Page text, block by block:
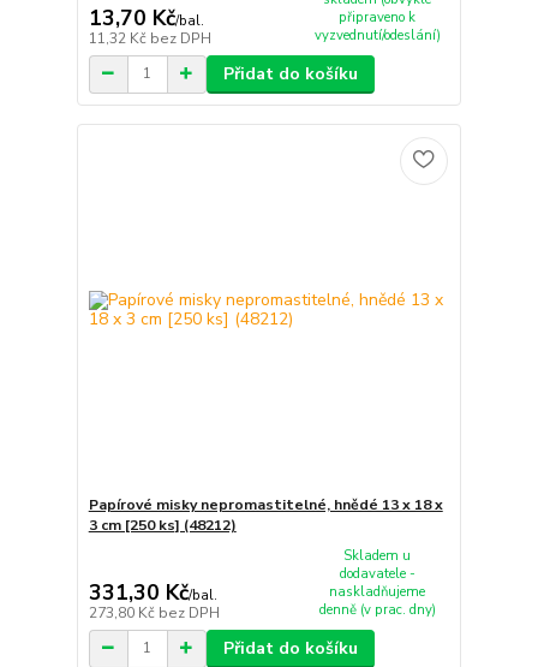
13,70 Kč/bal.
11,32 Kč bez DPH
připraveno k
vyzvednutí/odeslání)
Přidat do košíku
Papírové misky nepromastitelné, hnědé 13 x 18 x
3 cm [250 ks] (48212)
331,30 Kč/bal.
273,80 Kč bez DPH
Skladem u
dodavatele -
naskladňujeme
denně (v prac. dny)
Přidat do košíku